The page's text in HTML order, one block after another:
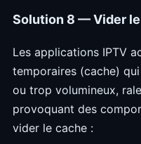
Solution 8 — Vider
Les applications IPTV
temporaires (cache)
ou trop volumineux,
provoquant des
vider le cache :